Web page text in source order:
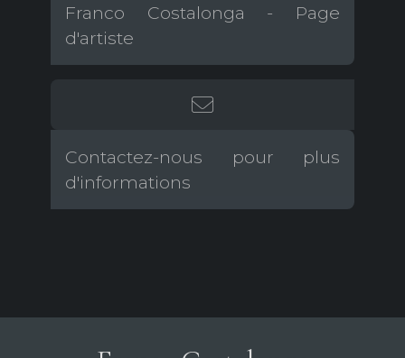
Franco Costalonga - Page
d'artiste
Contactez-nous pour plus
d'informations